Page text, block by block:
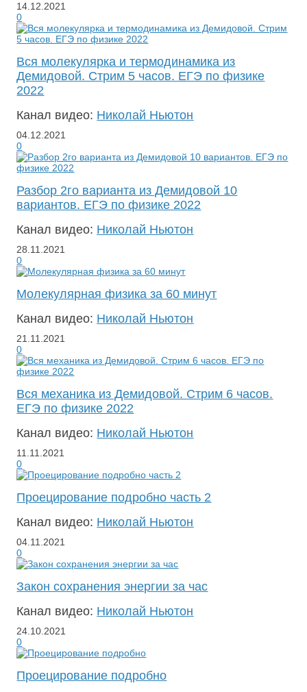
14.12.2021
0
Вся молекулярка и термодинамика из
Демидовой. Стрим 5 часов. ЕГЭ по физике
2022
Канал видео: Николай Ньютон
04.12.2021
0
Разбор 2го варианта из Демидовой 10
вариантов. ЕГЭ по физике 2022
Канал видео: Николай Ньютон
28.11.2021
0
Молекулярная физика за 60 минут
Канал видео: Николай Ньютон
21.11.2021
0
Вся механика из Демидовой. Стрим 6 часов.
ЕГЭ по физике 2022
Канал видео: Николай Ньютон
11.11.2021
0
Проецирование подробно часть 2
Канал видео: Николай Ньютон
04.11.2021
0
Закон сохранения энергии за час
Канал видео: Николай Ньютон
24.10.2021
0
Проецирование подробно